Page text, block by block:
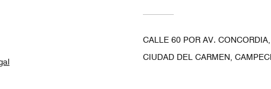
CALLE 60 POR AV.
CIUDAD DEL CARMEN,